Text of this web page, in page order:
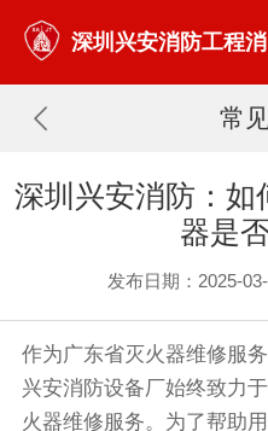
深圳兴安消防工程
常
深圳兴安消防：如
器是
发布日期：2025-
作为广东省灭火器维修服
兴安消防设备厂始终致力
火器维修服务。为了帮助